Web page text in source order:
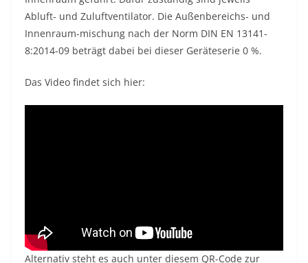
Abluft- und Zuluftventilator. Die Außenbereichs- und
Innenraum-mischung nach der Norm DIN EN 13141-
8:2014-09 beträgt dabei bei dieser Geräteserie 0 %.
Das Video findet sich hier:
Alternativ steht es auch unter diesem QR-Code zur